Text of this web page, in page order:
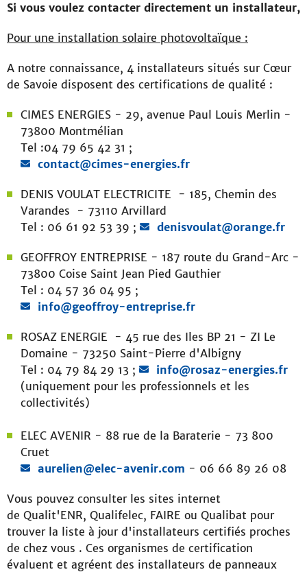
Si vous voulez contacter directement un installateur,
Pour une installation solaire photovoltaïque :
A notre connaissance, 4 installateurs situés sur Cœur
de Savoie disposent des certifications de qualité :
CIMES ENERGIES - 29, avenue Paul Louis Merlin -
73800 Montmélian
Tel :04 79 65 42 31 ;
contact@cimes-energies.fr
DENIS VOULAT ELECTRICITE - 185, Chemin des
Varandes - 73110 Arvillard
Tel : 06 61 92 53 39 ;
denisvoulat@orange.fr
GEOFFROY ENTREPRISE - 187 route du Grand-Arc -
73800 Coise Saint Jean Pied Gauthier
Tel : 04 57 36 04 95 ;
info@geoffroy-entreprise.fr
ROSAZ ENERGIE - 45 rue des Iles BP 21 - ZI Le
Domaine - 73250 Saint-Pierre d'Albigny
Tel : 04 79 84 29 13 ;
info@rosaz-energies.fr
(uniquement pour les professionnels et les
collectivités)
ELEC AVENIR - 88 rue de la Baraterie - 73 800
Cruet
aurelien@elec-avenir.com - 06 66 89 26 08
Vous pouvez consulter les sites internet
de Qualit'ENR, Qualifelec, FAIRE ou Qualibat pour
trouver la liste à jour d'installateurs certifiés proches
de chez vous . Ces organismes de certification
évaluent et agréent des installateurs de panneaux